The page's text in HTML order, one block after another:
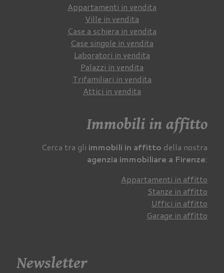
Appartamenti in vendita
Ville in vendita
Case a schiera in vendita
Case singole in vendita
Laboratori in vendita
Palazzi in vendita
Trifamiliari in vendita
Attici in vendita
Immobili in affitto
Cerca tra gli immobili in affitto della nostra
agenzia immobiliare a Firenze:
Appartamenti in affitto
Stanze in affitto
Uffici in affitto
Garage in affitto
Newsletter